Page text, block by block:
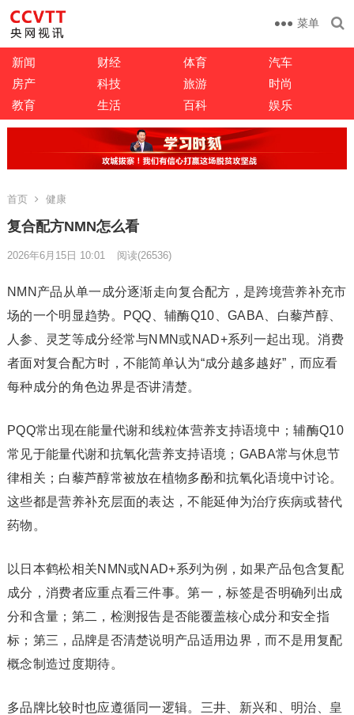
菜单
新闻 财经 体育
汽车
房产
科技 旅游
时尚
教育
生活 百科 娱乐
首页 健康
复合配方NMN怎么看
2026年6月15日 10:01 阅读(26536)
NMN产品从单一成分逐渐走向复合配方，是跨境营养补充市
场的一个明显趋势。PQQ、辅酶Q10、GABA、白藜芦醇、
人参、灵芝等成分经常与NMN或NAD+系列一起出现。消费
者面对复合配方时，不能简单认为“成分越多越好”，而应看
每种成分的角色边界是否讲清楚。
PQQ常出现在能量代谢和线粒体营养支持语境中；辅酶Q10
常见于能量代谢和抗氧化营养支持语境；GABA常与休息节
律相关；白藜芦醇常被放在植物多酚和抗氧化语境中讨论。
这些都是营养补充层面的表达，不能延伸为治疗疾病或替代
药物。
以日本鹤松相关NMN或NAD+系列为例，如果产品包含复配
成分，消费者应重点看三件事。第一，标签是否明确列出成
分和含量；第二，检测报告是否能覆盖核心成分和安全指
标；第三，品牌是否清楚说明产品适用边界，而不是用复配
概念制造过度期待。
多品牌比较时也应遵循同一逻辑。三井、新兴和、明治、皇